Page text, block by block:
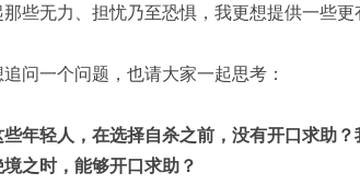
些无力、担忧乃至恐惧，我更想提供一些更
问一个问题，也请大家一起思考：
年轻人，在选择自杀之前，没有开口求助
境之时，能够开口求助？